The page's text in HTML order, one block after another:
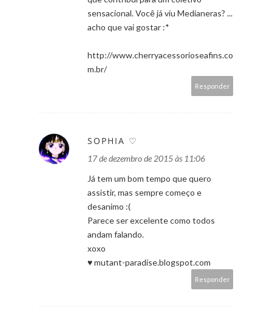
sensacional. Você já viu Medianeras? ...
acho que vai gostar :*
http://www.cherryacessorioseafins.co
m.br/
Responder
SOPHIA ♡
17 de dezembro de 2015 às 11:06
Já tem um bom tempo que quero
assistir, mas sempre começo e
desanimo :(
Parece ser excelente como todos
andam falando.
xoxo
♥ mutant-paradise.blogspot.com
Responder